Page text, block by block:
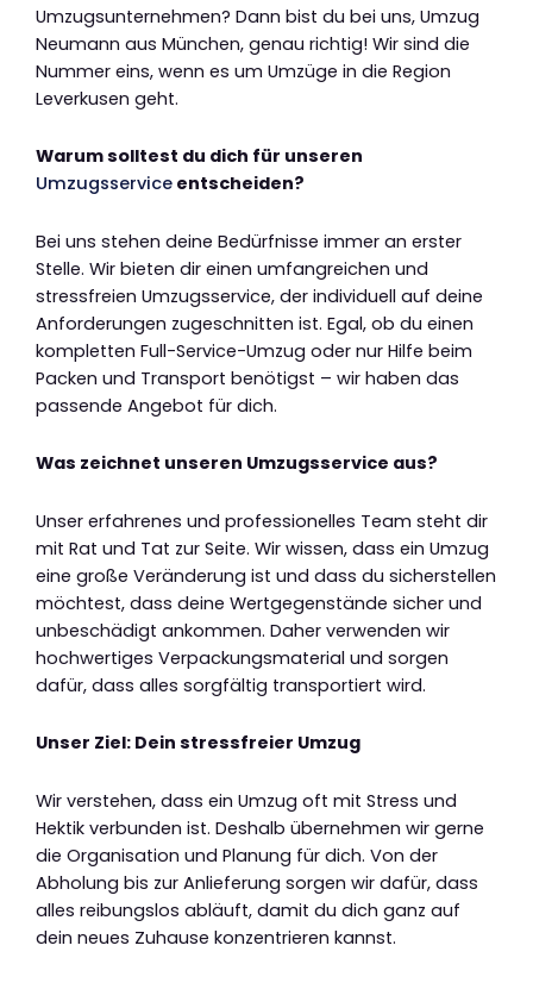
Umzugsunternehmen? Dann bist du bei uns, Umzug
Neumann aus München, genau richtig! Wir sind die
Nummer eins, wenn es um Umzüge in die Region
Leverkusen geht.
Warum solltest du dich für unseren
Umzugsservice entscheiden?
Bei uns stehen deine Bedürfnisse immer an erster
Stelle. Wir bieten dir einen umfangreichen und
stressfreien Umzugsservice, der individuell auf deine
Anforderungen zugeschnitten ist. Egal, ob du einen
kompletten Full-Service-Umzug oder nur Hilfe beim
Packen und Transport benötigst – wir haben das
passende Angebot für dich.
Was zeichnet unseren Umzugsservice aus?
Unser erfahrenes und professionelles Team steht dir
mit Rat und Tat zur Seite. Wir wissen, dass ein Umzug
eine große Veränderung ist und dass du sicherstellen
möchtest, dass deine Wertgegenstände sicher und
unbeschädigt ankommen. Daher verwenden wir
hochwertiges Verpackungsmaterial und sorgen
dafür, dass alles sorgfältig transportiert wird.
Unser Ziel: Dein stressfreier Umzug
Wir verstehen, dass ein Umzug oft mit Stress und
Hektik verbunden ist. Deshalb übernehmen wir gerne
die Organisation und Planung für dich. Von der
Abholung bis zur Anlieferung sorgen wir dafür, dass
alles reibungslos abläuft, damit du dich ganz auf
dein neues Zuhause konzentrieren kannst.